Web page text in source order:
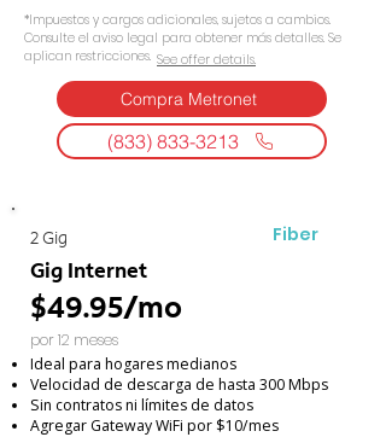
*Impuestos y cargos adicionales, sujetos a cambios.
Consulte el aviso legal para obtener más detalles. Se
aplican restricciones. See offer details.​​
Compra Metronet
(833) 833-3213
2 Gig Fiber
Gig Internet
$49.95/mo
por 12 meses
Ideal para hogares medianos
Velocidad de descarga de hasta 300 Mbps
Sin contratos ni límites de datos
Agregar Gateway WiFi por $10/mes